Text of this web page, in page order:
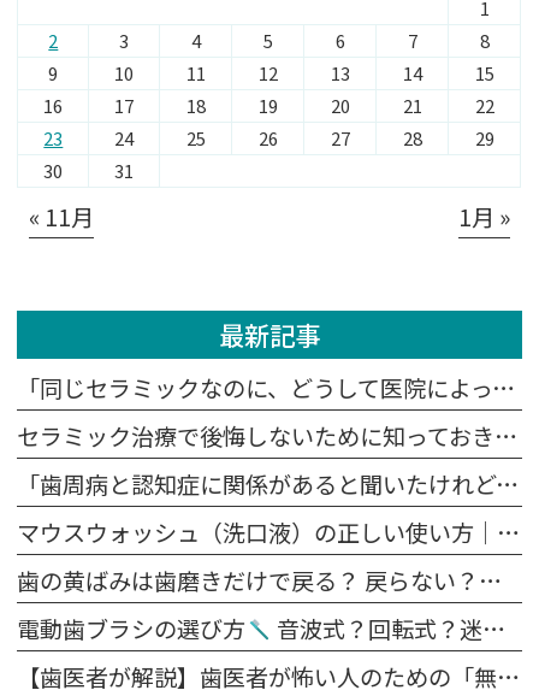
1
2
3 4 5 6 7
8
9
10 11 12 13 14
15
16
17 18 19 20 21
22
23
24 25 26 27 28
29
30
31
« 11月 1月 »
最新記事
「同じセラミックなのに、どうして医院によって値段が違うの？」
セラミック治療で後悔しないために知っておきたい5つの注意点
「歯周病と認知症に関係があると聞いたけれど、本当？」
マウスウォッシュ（洗口液）の正しい使い方｜歯磨きの前？後？効果を高めるポイント
歯の黄ばみは歯磨きだけで戻る？ 戻らない？原因別に解説します
電動歯ブラシの選び方
音波式？回転式？迷ったらこれを見てください。
【歯医者が解説】歯医者が怖い人のための「無痛治療」の裏側｜麻酔の痛みを抑える4つの工夫